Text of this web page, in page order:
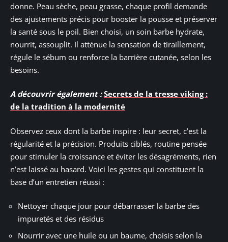
donne. Peau sèche, peau grasse, chaque profil demande
des ajustements précis pour booster la pousse et préserver
la santé sous le poil. Bien choisi, un soin barbe hydrate,
nourrit, assouplit. Il atténue la sensation de tiraillement,
régule le sébum ou renforce la barrière cutanée, selon les
besoins.
A découvrir également : Secrets de la tresse viking :
de la tradition à la modernité
Observez ceux dont la barbe inspire : leur secret, c’est la
régularité et la précision. Produits ciblés, routine pensée
pour stimuler la croissance et éviter les désagréments, rien
n’est laissé au hasard. Voici les gestes qui constituent la
base d’un entretien réussi :
Nettoyer chaque jour pour débarrasser la barbe des
impuretés et des résidus
Nourrir avec une huile ou un baume, choisis selon la